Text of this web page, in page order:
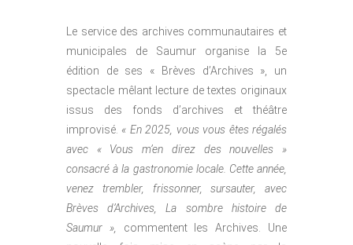
Le service des archives communautaires et
municipales de Saumur organise la 5e
édition de ses « Brèves d’Archives », un
spectacle mêlant lecture de textes originaux
issus des fonds d’archives et théâtre
improvisé. « En 2025, vous vous êtes régalés
avec « Vous m’en direz des nouvelles »
consacré à la gastronomie locale. Cette année,
venez trembler, frissonner, sursauter, avec
Brèves d’Archives, La sombre histoire de
Saumur »,
commentent les Archives. Une